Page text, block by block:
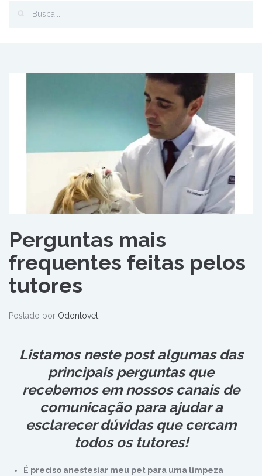
Perguntas mais
frequentes feitas pelos
tutores
Postado por Odontovet
Listamos neste post algumas das
principais perguntas que
recebemos em nossos canais de
comunicação para ajudar a
esclarecer dúvidas que cercam
todos os tutores!
É preciso anestesiar meu pet para uma limpeza